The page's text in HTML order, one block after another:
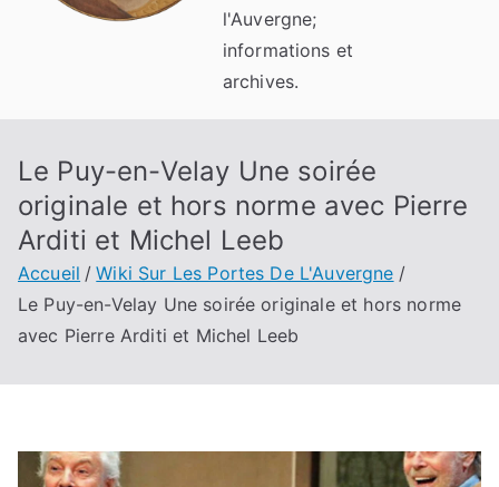
l'Auvergne;
informations et
archives.
Le Puy-en-Velay Une soirée
originale et hors norme avec Pierre
Arditi et Michel Leeb
Accueil
Wiki Sur Les Portes De L'Auvergne
Le Puy-en-Velay Une soirée originale et hors norme
avec Pierre Arditi et Michel Leeb